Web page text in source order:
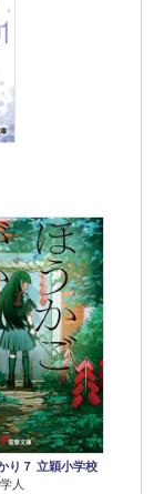
り７ 立穎小学校
人